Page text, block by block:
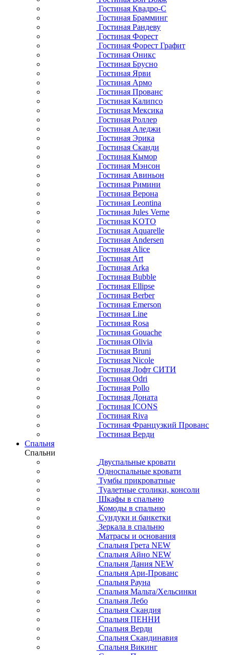
Гостиная Квадро-С
Гостиная Брамминг
Гостиная Рандеву
Гостиная Форест
Гостиная Форест Графит
Гостиная Оникс
Гостиная Брусно
Гостиная Ярви
Гостиная Армо
Гостиная Прованс
Гостиная Калипсо
Гостиная Мексика
Гостиная Роллер
Гостиная Аледжи
Гостиная Эрика
Гостиная Сканди
Гостиная Кымор
Гостиная Мэнсон
Гостиная Авиньон
Гостиная Римини
Гостиная Верона
Гостиная Leontina
Гостиная Jules Verne
Гостиная KOTO
Гостиная Aquarelle
Гостиная Andersen
Гостиная Alice
Гостиная Art
Гостиная Arka
Гостиная Bubble
Гостиная Ellipse
Гостиная Berber
Гостиная Emerson
Гостиная Line
Гостиная Rosa
Гостиная Gouache
Гостиная Olivia
Гостиная Bruni
Гостиная Nicole
Гостиная Лофт СИТИ
Гостиная Odri
Гостиная Pollo
Гостиная Доната
Гостиная ICONS
Гостиная Riva
Гостиная Французкий Прованс
Гостиная Верди
Спальня
Спальни
Двуспальные кровати
Односпальные кровати
Тумбы прикроватные
Туалетные столики, консоли
Шкафы в спальню
Комоды в спальню
Сундуки и банкетки
Зеркала в спальню
Матрасы и основания
Спальня Грета NEW
Спальня Айно NEW
Спальня Дания NEW
Спальня Ари-Прованс
Спальня Рауна
Спальня Мальта/Хельсинки
Спальня Лебо
Спальня Скандия
Спальня ПЕННИ
Спальня Верди
Спальня Скандинавия
Спальня Викинг